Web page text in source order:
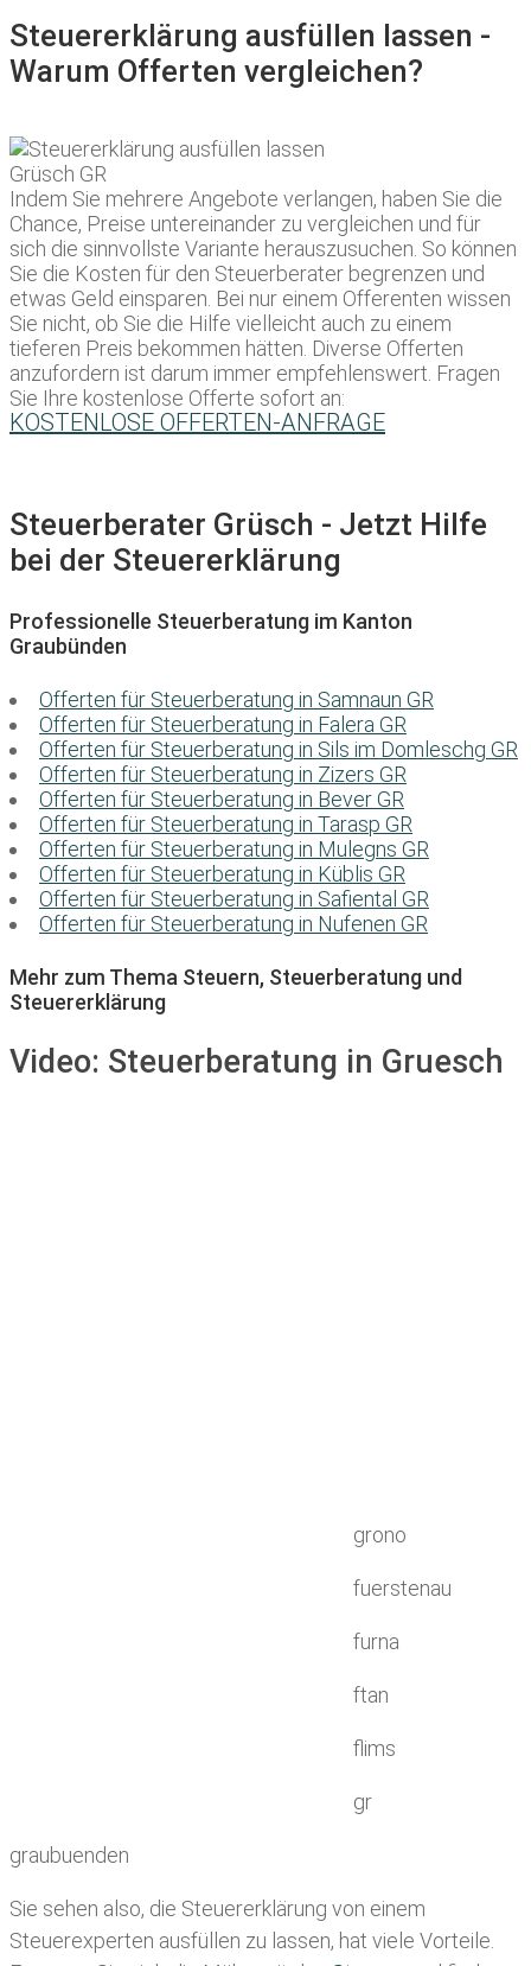
Steuererklärung ausfüllen lassen -
Warum Offerten vergleichen?
Indem Sie mehrere Angebote verlangen, haben Sie die
Chance, Preise untereinander zu vergleichen und für
sich die sinnvollste Variante herauszusuchen. So können
Sie die Kosten für den Steuerberater begrenzen und
etwas Geld einsparen. Bei nur einem Offerenten wissen
Sie nicht, ob Sie die Hilfe vielleicht auch zu einem
tieferen Preis bekommen hätten. Diverse Offerten
anzufordern ist darum immer empfehlenswert. Fragen
Sie Ihre kostenlose Offerte sofort an:
KOSTENLOSE OFFERTEN-ANFRAGE
Steuerberater Grüsch - Jetzt Hilfe
bei der Steuererklärung
Professionelle Steuerberatung im Kanton
Graubünden
Offerten für Steuerberatung in Samnaun GR
Offerten für Steuerberatung in Falera GR
Offerten für Steuerberatung in Sils im Domleschg GR
Offerten für Steuerberatung in Zizers GR
Offerten für Steuerberatung in Bever GR
Offerten für Steuerberatung in Tarasp GR
Offerten für Steuerberatung in Mulegns GR
Offerten für Steuerberatung in Küblis GR
Offerten für Steuerberatung in Safiental GR
Offerten für Steuerberatung in Nufenen GR
Mehr zum Thema Steuern, Steuerberatung und
Steuererklärung
Video: Steuerberatung in Gruesch
grono
fuerstenau
furna
ftan
flims
gr
graubuenden
Sie sehen also, die Steuererklärung von einem
Steuerexperten ausfüllen zu lassen, hat viele Vorteile.